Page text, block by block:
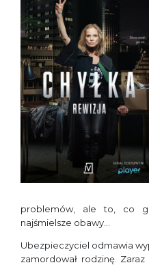
problemów, ale to, co
najśmielsze obawy…
Ubezpieczyciel odmawia
zamordował rodzinę.